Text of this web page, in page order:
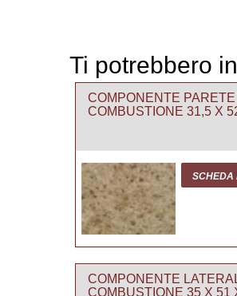
Ti potrebbero
COMPONENTE
COMBUSTIONE 31,5 X
SCHEDA
COMPONENTE
COMBUSTIONE 35 X 51